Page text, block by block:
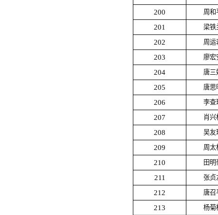
200 周和
201 梁铁
202 周运
203 廖宏
204 唐三
205 唐思
206 李查
207 肖兴
208 吴友
209 周太
210 田明
211 张贞
212 唐召
213 杨菊